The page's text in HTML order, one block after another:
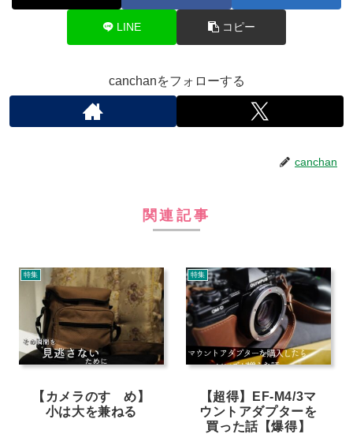
LINE コピー
canchanをフォローする
canchan
関連記事
特集
【カメラのすゝめ】
小は大を兼ねる
特集
【超得】EF-M4/3マ
ウントアダプターを
買った話【爆得】